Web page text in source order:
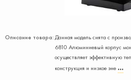
Описание товара:Данная модель снята с
6810 Алюминиевый корпус
осуществляет эффективную
конструкция и низкое эне